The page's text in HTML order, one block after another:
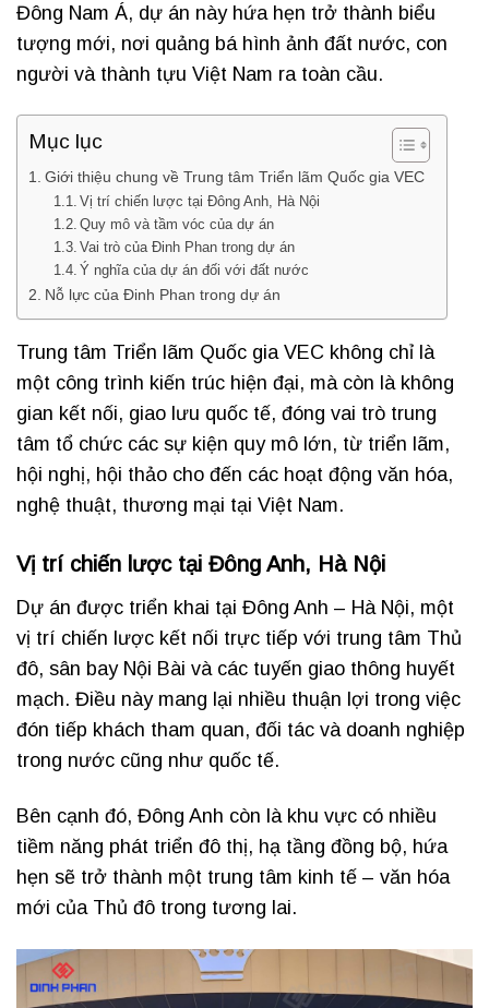
Đông Nam Á, dự án này hứa hẹn trở thành biểu
tượng mới, nơi quảng bá hình ảnh đất nước, con
người và thành tựu Việt Nam ra toàn cầu.
Mục lục
Giới thiệu chung về Trung tâm Triển lãm Quốc gia VEC
Vị trí chiến lược tại Đông Anh, Hà Nội
Quy mô và tầm vóc của dự án
Vai trò của Đinh Phan trong dự án
Ý nghĩa của dự án đối với đất nước
Nỗ lực của Đinh Phan trong dự án
Trung tâm Triển lãm Quốc gia VEC không chỉ là
một công trình kiến trúc hiện đại, mà còn là không
gian kết nối, giao lưu quốc tế, đóng vai trò trung
tâm tổ chức các sự kiện quy mô lớn, từ triển lãm,
hội nghị, hội thảo cho đến các hoạt động văn hóa,
nghệ thuật, thương mại tại Việt Nam.
Vị trí chiến lược tại Đông Anh, Hà Nội
Dự án được triển khai tại Đông Anh – Hà Nội, một
vị trí chiến lược kết nối trực tiếp với trung tâm Thủ
đô, sân bay Nội Bài và các tuyến giao thông huyết
mạch. Điều này mang lại nhiều thuận lợi trong việc
đón tiếp khách tham quan, đối tác và doanh nghiệp
trong nước cũng như quốc tế.
Bên cạnh đó, Đông Anh còn là khu vực có nhiều
tiềm năng phát triển đô thị, hạ tầng đồng bộ, hứa
hẹn sẽ trở thành một trung tâm kinh tế – văn hóa
mới của Thủ đô trong tương lai.